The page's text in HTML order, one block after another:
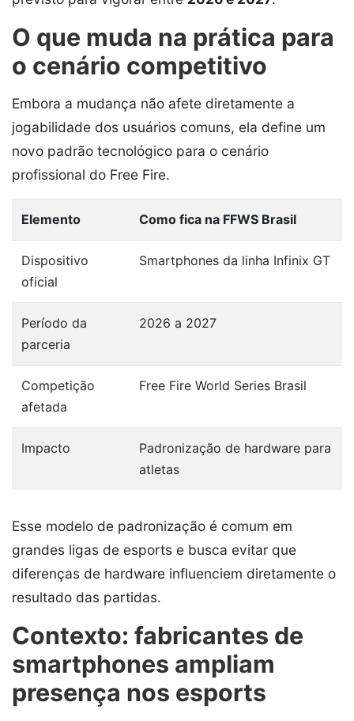
O que muda na prática para
o cenário competitivo
Embora a mudança não afete diretamente a
jogabilidade dos usuários comuns, ela define um
novo padrão tecnológico para o cenário
profissional do Free Fire.
Elemento Como fica na FFWS Brasil
Dispositivo
oficial
Smartphones da linha Infinix GT
Período da
parceria
2026 a 2027
Competição
afetada
Free Fire World Series Brasil
Impacto
Padronização de hardware para
atletas
Esse modelo de padronização é comum em
grandes ligas de esports e busca evitar que
diferenças de hardware influenciem diretamente o
resultado das partidas.
Contexto: fabricantes de
smartphones ampliam
presença nos esports